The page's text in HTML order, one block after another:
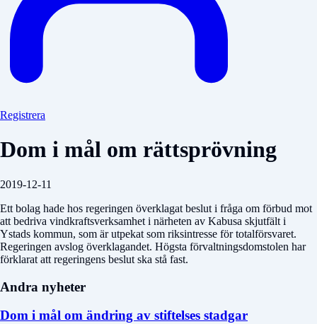
Registrera
Dom i mål om rättsprövning
2019-12-11
Ett bolag hade hos regeringen överklagat beslut i fråga om förbud mot
att bedriva vindkraftsverksamhet i närheten av Kabusa skjutfält i
Ystads kommun, som är utpekat som riksintresse för totalförsvaret.
Regeringen avslog överklagandet. Högsta förvaltningsdomstolen har
förklarat att regeringens beslut ska stå fast.
Andra nyheter
Dom i mål om ändring av stiftelses stadgar